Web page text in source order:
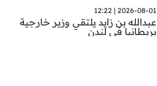
2026-08-01 | 12:22
عبدالله بن زايد يلتقي وزير خارجية
بريطانيا في لندن